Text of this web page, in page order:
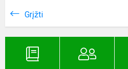
Grįžti